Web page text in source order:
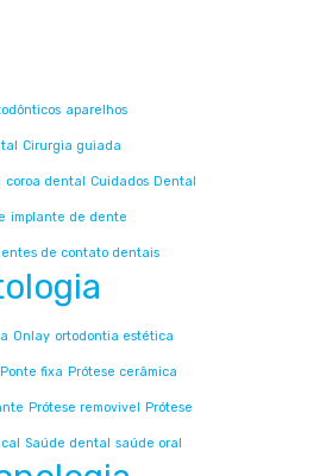
aparelhos
Cirurgia guiada
coroa dental Cuidados Dental
implante de dente
de contato dentais
Onlay ortodontia estética
Ponte fixa Prótese cerâmica
Prótese removivel Prótese
Saúde dental saúde oral